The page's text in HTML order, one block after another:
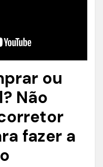
ou
Não
fazer a